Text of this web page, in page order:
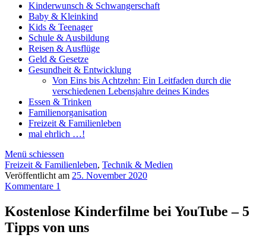
Kinderwunsch & Schwangerschaft
Baby & Kleinkind
Kids & Teenager
Schule & Ausbildung
Reisen & Ausflüge
Geld & Gesetze
Gesundheit & Entwicklung
Von Eins bis Achtzehn: Ein Leitfaden durch die
verschiedenen Lebensjahre deines Kindes
Essen & Trinken
Familienorganisation
Freizeit & Familienleben
mal ehrlich …!
Menü schiessen
Freizeit & Familienleben, Technik & Medien
Veröffentlicht am 25. November 2020
Kommentare 1
Kostenlose Kinderfilme bei YouTube – 5
Tipps von uns